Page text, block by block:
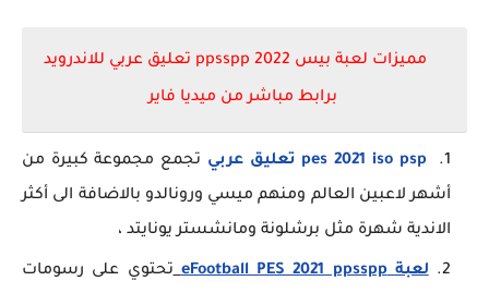
مميزات لعبة بيس 2022 ppsspp تعليق عربي للاندرويد
برابط مباشر من ميديا فاير
pes 2021 iso psp تعليق عربي
تجمع مجموعة كبيرة من
أشهر لاعبين العالم ومنهم ميسي ورونالدو بالاضافة الى أكثر
الاندية شهرة مثل برشلونة ومانشستر يونايتد ،
لعبة eFootball PES 2021 ppsspp تحتوي على رسومات